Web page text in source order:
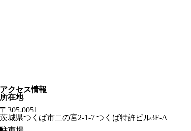
アクセス情報
所在地
〒305-0051
茨城県つくば市二の宮2-1-7 つくば特許ビル3F-A